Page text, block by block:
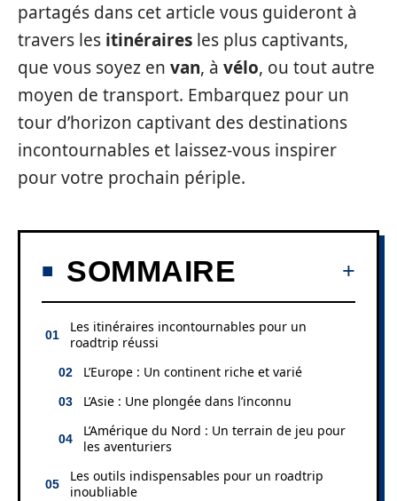
partagés dans cet article vous guideront à
travers les itinéraires les plus captivants,
que vous soyez en van, à vélo, ou tout autre
moyen de transport. Embarquez pour un
tour d’horizon captivant des destinations
incontournables et laissez-vous inspirer
pour votre prochain périple.
SOMMAIRE
Les itinéraires incontournables pour un
roadtrip réussi
L’Europe : Un continent riche et varié
L’Asie : Une plongée dans l’inconnu
L’Amérique du Nord : Un terrain de jeu pour
les aventuriers
Les outils indispensables pour un roadtrip
inoubliable